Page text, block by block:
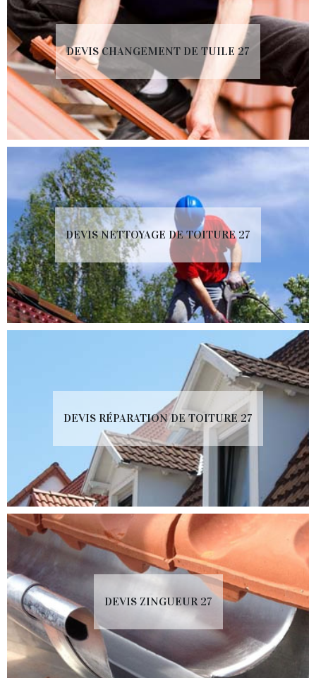
DEVIS CHANGEMENT DE TUILE 27
DEVIS NETTOYAGE DE TOITURE 27
DEVIS RÉPARATION DE TOITURE 27
DEVIS ZINGUEUR 27